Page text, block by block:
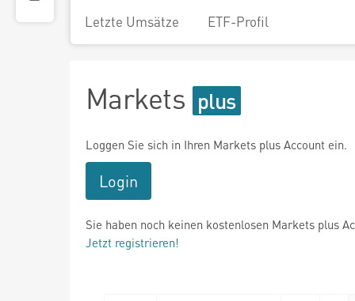
Letzte Umsätze ETF-Profil
Markets
Loggen Sie sich in Ihren Markets plus Account ein.
Login
Sie haben noch keinen kostenlosen Markets plus
Jetzt registrieren!